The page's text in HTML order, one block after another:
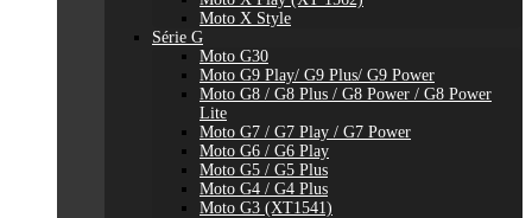
Moto X Style
Série G
Moto G30
Moto G9 Play/ G9 Plus/ G9 Power
Moto G8 / G8 Plus / G8 Power / G8 Power
Lite
Moto G7 / G7 Play / G7 Power
Moto G6 / G6 Play
Moto G5 / G5 Plus
Moto G4 / G4 Plus
Moto G3 (XT1541)